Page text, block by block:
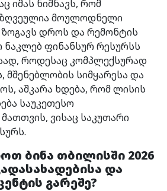
იმას ნიშნავს, რომ
მოულოდნელი
ზოგავს დროს და რემონტის
ნაკლებ ფინანსურ რესურსს
როდესაც კომპლექსურად
სიმყარესა და
აშკარა ხდება, რომ ლისის
საუკეთესო
ვისაც საკუთარი
ბინა თბილისში 2026
და
გარეშე?